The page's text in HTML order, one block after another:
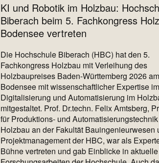
KI und Robotik im Holzbau:
Biberach beim 5. Fachkongress
Bodensee vertreten
Die Hochschule Biberach (HBC) hat den 5.
Fachkongress Holzbau mit Verleihung des
Holzbaupreises Baden-Württemberg 2026 am
Bodensee mit wissenschaftlicher Expertise
Digitalisierung und Automatisierung im
mitgestaltet. Prof. Dr.techn. Felix Amtsberg,
für Produktions- und
Holzbau an der Fakultät Bauingenieurwesen
Projektmanagement der HBC, war als
Bühne vertreten und gab Einblicke in aktuelle